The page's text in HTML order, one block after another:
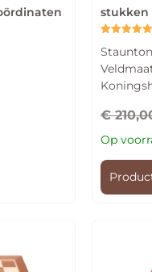
stukken
5.00
uit 5
€
Op